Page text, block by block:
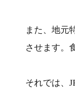
また、地元
させます。
それでは、